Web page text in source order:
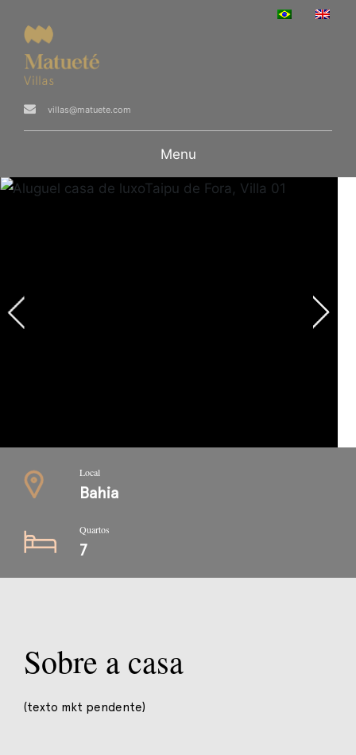
villas@matuete.com
Menu
Local
Bahia
Quartos
7
Sobre a casa
(texto mkt pendente)